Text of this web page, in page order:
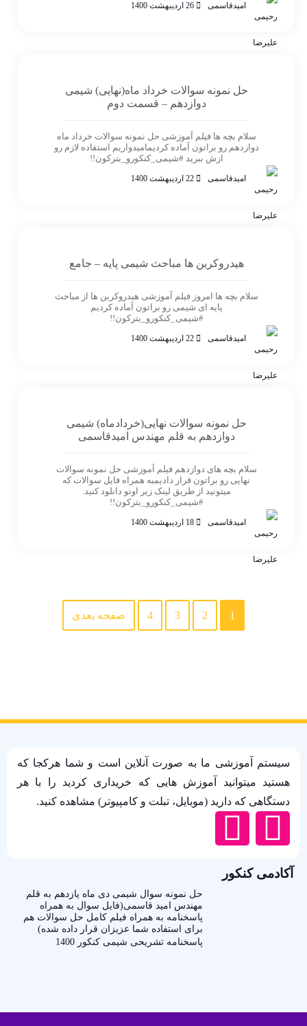
امیدقاسمی
حل نمونه سوالات خرداد ماه(نهایی) شیمی
دوازدهم – قسمت دوم
سلام بچه ها فیلم آموزشی حل نمونه سوالات خرداد ماه
دوازدهم رو براتون آماده کردیمامیدواریم استفاده لازم رو
ازش ببرید #شیمی_کنکورو_بترکون!!
امیدقاسمی
هیدروکربن ها مباحث شیمی پایه – جامع
سلام بچه ها امروز فیلم آموزشی هیدروکربن ها از مباحث
پایه ای شیمی رو براتون آماده کردیم
#شیمی_کنکورو_بترکون!!
امیدقاسمی
حل نمونه سوالات نهایی(خردادماه) شیمی
دوازدهم به قلم مهندس امیدقاسمی
سلام بچه های دوازدهم فیلم آموزشی حل نمونه سوالات
نهایی رو براتون قرار دادیمبه همراه فایل سوالات که
میتونید از طریق لینک زیر اونو دانلود کنید.
#شیمی_کنکورو_بترکون!!
امیدقاسمی
1
2
3
4 صفحه بعدی
سیستم آموزشی ما به صورت آنلاین است و شما هرکجا که
هستید میتوانید آموزش هایی که خریداری کردید را با هر
دستگاهی که دارید (موبایل، تبلت و کامپیوتر) مشاهده کنید.
آکادمی کنکور
حل نمونه سوال شیمی دی ماه یازدهم به قلم
مهندس امید قاسمی(فایل سوال به همراه
پاسخنامه به همراه فیلم کامل حل سوالات هم
برای استفاده شما عزیزان قرار داده شده)
پاسخنامه تشریحی شیمی کنکور 1400